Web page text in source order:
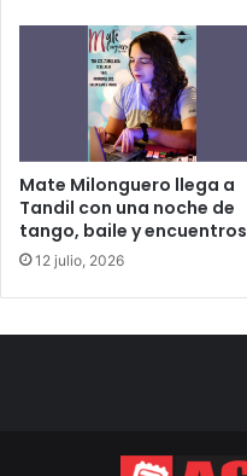
Mate Milonguero llega a
Tandil con una noche de
tango, baile y encuentros
12 julio, 2026